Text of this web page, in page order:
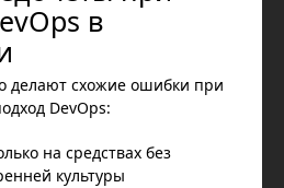
в
делают схожие ошибки при
DevOps:
на средствах без
культуры